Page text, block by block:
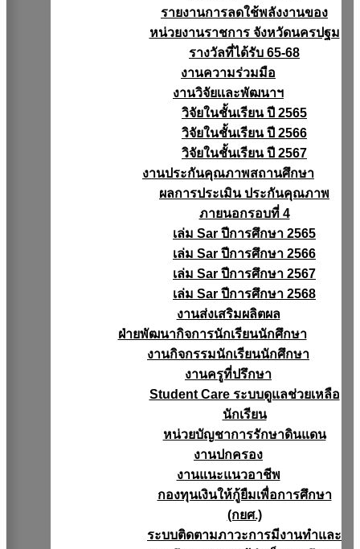
รายงานการลดใช้พลังงานของ
หน่วยงานราชการ จังหวัดนครปฐม
รางวัลที่ได้รับ 65-68
งานความร่วมมือ
งานวิจัยเเละพัฒนาฯ
วิจัยในชั้นเรียน ปี 2565
วิจัยในชั้นเรียน ปี 2566
วิจัยในชั้นเรียน ปี 2567
งานประกันคุณภาพสถานศึกษา
ผลการประเมิน ประกันคุณภาพ
ภายนอกรอบที่ 4
เล่ม Sar ปีการศึกษา 2565
เล่ม Sar ปีการศึกษา 2566
เล่ม Sar ปีการศึกษา 2567
เล่ม Sar ปีการศึกษา 2568
งานส่งเสริมผลิตผล
ฝ่ายพัฒนากิจการนักเรียนนักศึกษา
งานกิจกรรมนักเรียนนักศึกษา
งานครูที่ปรึกษา
Student Care ระบบดูแลช่วยเหลือ
นักเรียน
หน่วยบัญชาการรักษาดินแดน
งานปกครอง
งานแนะแนวอาชีพ
กองทุนเงินให้กู้ยืมเพื่อการศึกษา
(กยศ.)
ระบบติดตามภาวะการมีงานทำและ